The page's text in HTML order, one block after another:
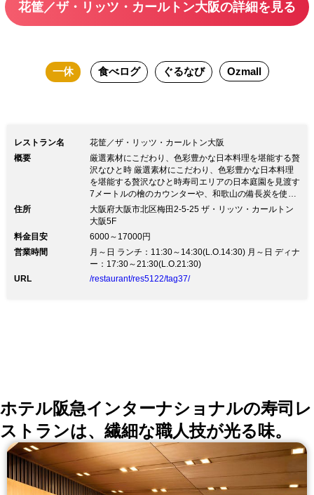
能いただけます。 寿司カウンターでの
花筐／ザ・リッツ・カールトン大阪の詳細を見る
一休 食べログ ぐるなび Ozmall
レストラン名
花筐／ザ・リッツ・カールトン大阪
概要
厳選素材にこだわり、色彩豊かな日本料理を堪能する贅
沢なひと時 厳選素材にこだわり、色彩豊かな日本料理
を堪能する贅沢なひと時寿司エリアの日本庭園を見渡す
7メートルの檜のカウンターや、和歌山の備長炭を使っ
て焼き上げる炭火焼。「大阪の豊かな食文化」をテーマ
に、寿司、炭火焼、会席、鉄板焼、天ぷらの5つのお料
お酒のマリアージュを、寿司×日本酒、炭火焼×芋焼
酎、鉄板焼×赤ワイン、天ぷら×シャンパーニュとご提
案します。それぞれの料理長が織り成す、素材の良さが
際立つ逸品をお楽しみください。
住所
大阪府大阪市北区梅田2-5-25 ザ・リッツ・カールトン
大阪5F
料金目安
6000～17000円
営業時間
月～日 ランチ：11:30～14:30(L.O.14:30) 月～日 ディナ
ー：17:30～21:30(L.O.21:30)
URL
/restaurant/res5122/tag37/
ホテル阪急インターナショナルの寿司レ
ストランは、繊細な職人技が光る味。